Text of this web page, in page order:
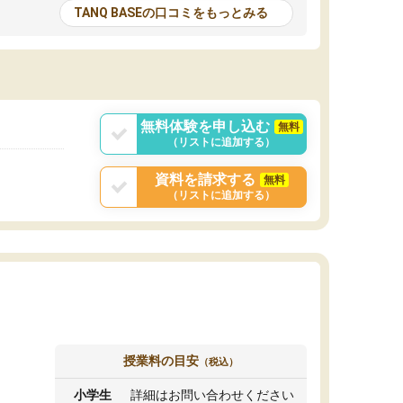
る機会が増えたり
試験対策の面接練
と伝えることもで
が多いので、その子達に感化されて自分も『も
っと何かに取り組んでみよう』と思えます。
はたらく部はオンラインなので、色々な場所の
TANQ BASEの口コミをもっとみる
無料体験を申し込む
無料
（リストに追加する）
資料を請求する
無料
（リストに追加する）
授業料の目安 （税込）
小学生 詳細はお問い合わせください